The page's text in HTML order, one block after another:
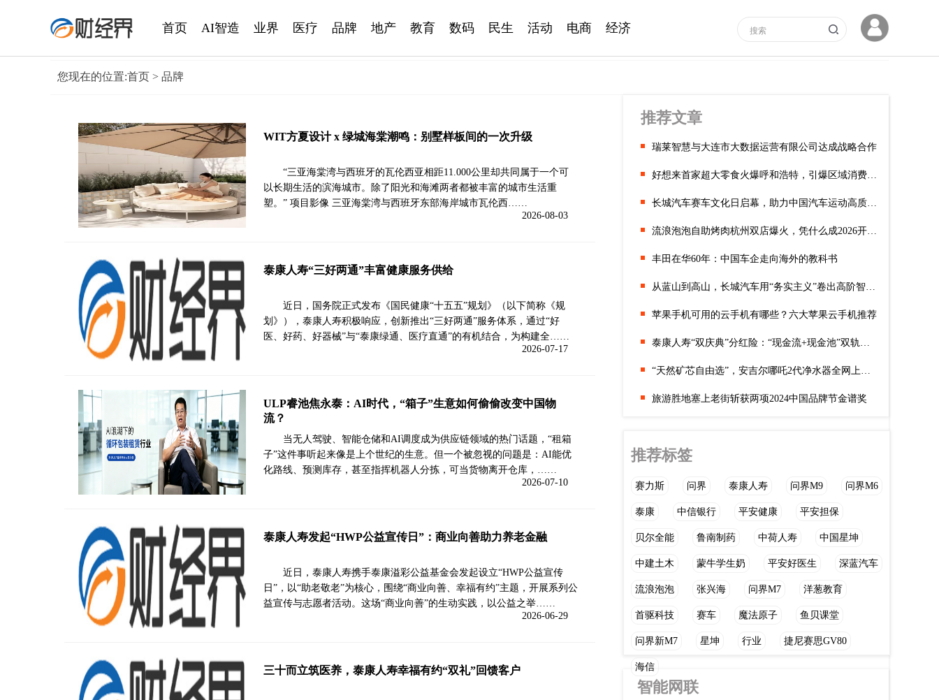
首页 AI智造 业界 医疗 品牌 地产 教育 数码 民生 活动 电商 经济
您现在的位置:首页 > 品牌
WIT方夏设计 x 绿城海棠潮鸣：别墅样板间的一次升级
“三亚海棠湾与西班牙的瓦伦西亚相距11.000公里却共同属于一个可
以长期生活的滨海城市。除了阳光和海滩两者都被丰富的城市生活重
塑。” 项目影像 三亚海棠湾与西班牙东部海岸城市瓦伦西……
2026-08-03
泰康人寿“三好两通”丰富健康服务供给
近日，国务院正式发布《国民健康“十五五”规划》（以下简称《规
划》），泰康人寿积极响应，创新推出“三好两通”服务体系，通过“好
医、好药、好器械”与“泰康绿通、医疗直通”的有机结合，为构建全……
2026-07-17
ULP睿池焦永泰：AI时代，“箱子”生意如何偷偷改变中国物
流？
当无人驾驶、智能仓储和AI调度成为供应链领域的热门话题，“租箱
子”这件事听起来像是上个世纪的生意。但一个被忽视的问题是：AI能优
化路线、预测库存，甚至指挥机器人分拣，可当货物离开仓库，……
2026-07-10
泰康人寿发起“HWP公益宣传日”：商业向善助力养老金融
近日，泰康人寿携手泰康溢彩公益基金会发起设立“HWP公益宣传
日”，以“助老敬老”为核心，围绕“商业向善、幸福有约”主题，开展系列公
益宣传与志愿者活动。这场“商业向善”的生动实践，以公益之举……
2026-06-29
三十而立筑医养，泰康人寿幸福有约“双礼”回馈客户
推荐文章
瑞莱智慧与大连市大数据运营有限公司达成战略合作
好想来首家超大零食火爆呼和浩特，引爆区域消费新潮流
长城汽车赛车文化日启幕，助力中国汽车运动高质量发展
流浪泡泡自助烤肉杭州双店爆火，凭什么成2026开年顶流？
丰田在华60年：中国车企走向海外的教科书
从蓝山到高山，长城汽车用“务实主义”卷出高阶智驾新山海
苹果手机可用的云手机有哪些？六大苹果云手机推荐
泰康人寿“双庆典”分红险：“现金流+现金池”双轨破解养老筹资难题
“天然矿芯自由选”，安吉尔哪吒2代净水器全网上市开售
旅游胜地塞上老街斩获两项2024中国品牌节金谱奖
推荐标签
赛力斯 问界 泰康人寿 问界M9 问界M6
泰康 中信银行 平安健康 平安担保
贝尔全能 鲁南制药 中荷人寿 中国星坤
中建土木 蒙牛学生奶 平安好医生 深蓝汽车
流浪泡泡 张兴海 问界M7 洋葱教育
首驱科技 赛车 魔法原子 鱼贝课堂
问界新M7 星坤 行业 捷尼赛思GV80
海信
智能网联